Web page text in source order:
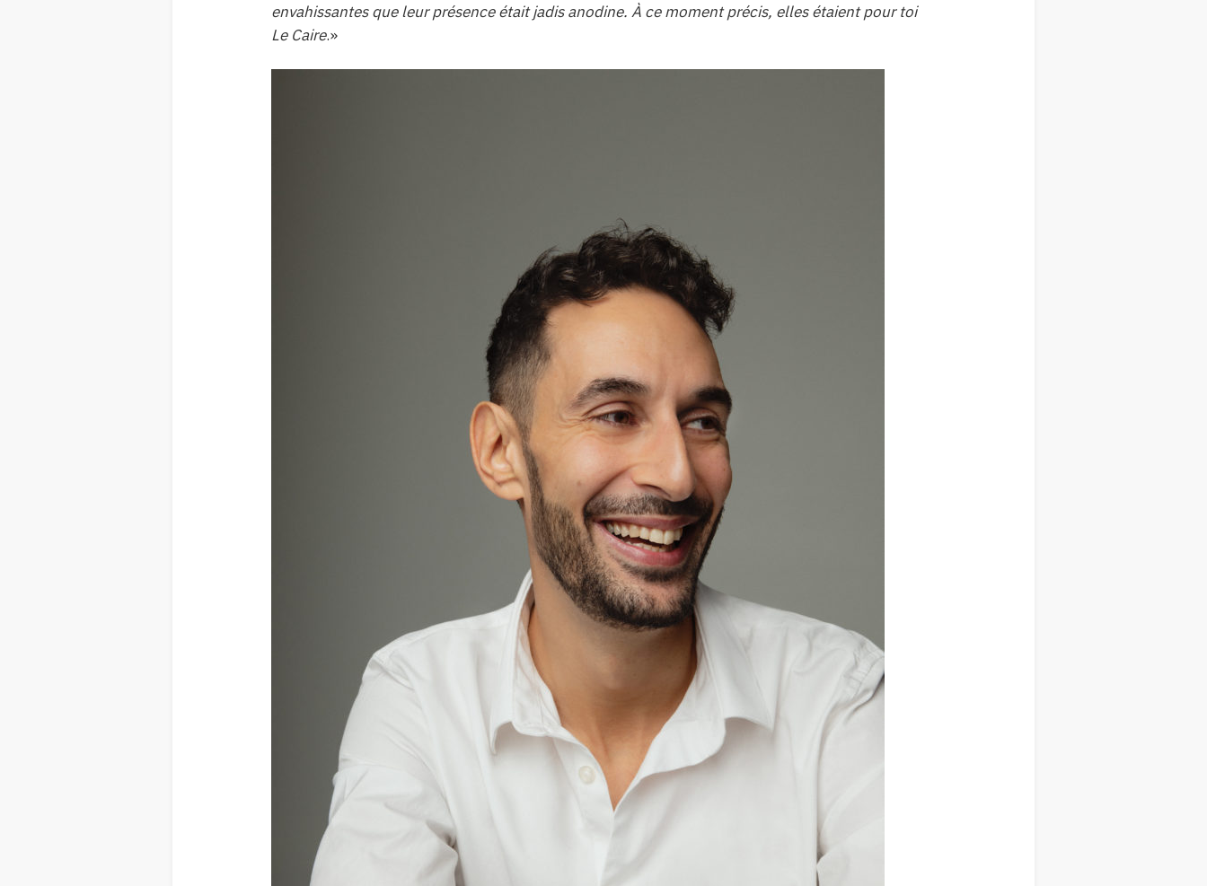
envahissantes que leur présence était jadis anodine. À ce moment précis, elles étaient pour toi
Le Caire.»